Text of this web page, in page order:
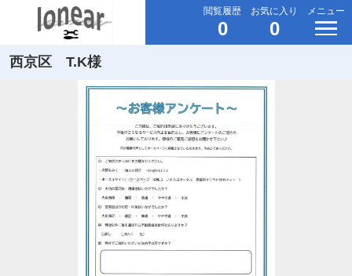
閲覧履歴
0
お気に入り
0
メニュー
西京区 T.K様